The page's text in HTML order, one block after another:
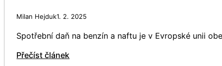
Milan Hejduk1. 2. 2025
Spotřební daň na benzín a naftu je v Evropské unii
Přečíst článek